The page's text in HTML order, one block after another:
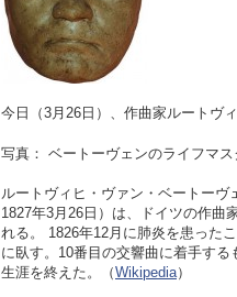
今日（3月26日）、作曲家ルートヴ
写真： ベートーヴェンのライフマス
ルートヴィヒ・ヴァン・ベートー
1827年3月26日）は、ドイツの作曲
れる。 1826年12月に肺炎を患った
に臥す。10番目の交響曲に着手す
生涯を終えた。（Wikipedia）